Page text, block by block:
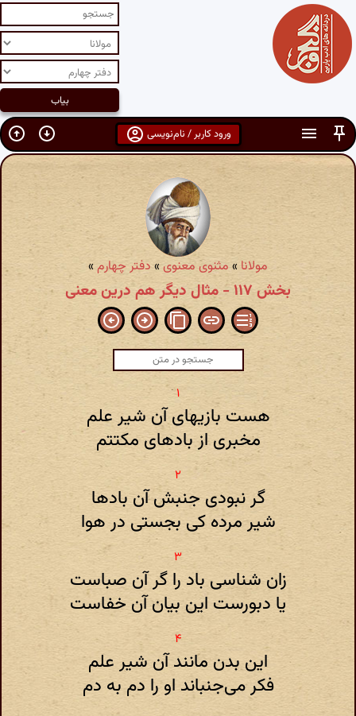
ورود کاربر / نام‌نویسی
مولانا » مثنوی معنوی» دفتر چهارم»
بخش ۱۱۷ - مثال دیگر هم درین معنی
هست بازیهای آن شیر علم
مخبری از بادهای مکتتم
گر نبودی جنبش آن بادها
شیر مرده کی بجستی در هوا
زان شناسی باد را گر آن صباست
یا دبورست این بیان آن خفاست
این بدن مانند آن شیر علم
فکر می‌جنباند او را دم به دم